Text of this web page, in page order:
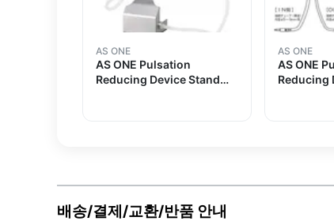
AS ONE
AS ONE Pulsation
Reducing Device Stand
AS ONE
AS ONE
Reducing
배송/결제/교환/반품 안내